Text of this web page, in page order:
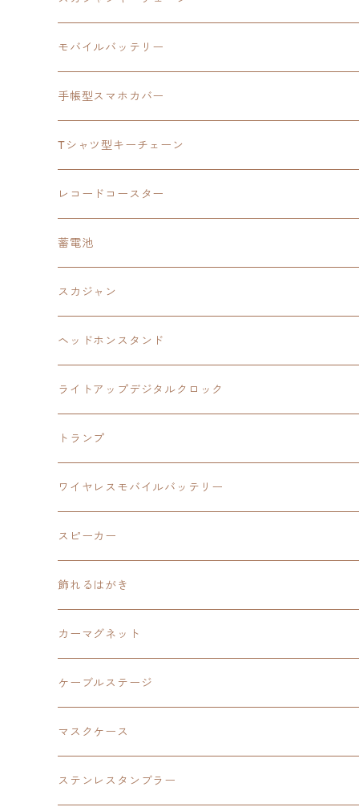
シャツ
手帳型スマホカバー
閃の軌跡Ⅲ
モバイルバッテリー
手帳型スマホカバー
閃の軌跡Ⅳ
手帳型スマホカバー
モバイルバッテリー
置くだけスピーカー
飾れるはがき
軌跡シリーズ
トランプ
カーマグネット
閃の軌跡Ⅱ
トランプ
イースⅨ
手帳型スマホカバー
モバイルバッテリー
オーロラアクリルスタンド
零の軌跡：改
碧の軌跡：改
創の軌跡
ケーブルステージ
イラストフレームクロック
ダブルアクリルキーチェーン
40周年記念
黎の軌跡
3in1充電ケーブル
カードサイズスピーカー
黎の軌跡Ⅱ
イースⅩ
東亰ザナドゥeX+
極厚アクリルキーチェーン
オーロラアクリルスタンド
イースvs空の軌跡
軌跡シリーズ20周年
界の軌跡
手帳型スマホカバー
ウルトラマンシリーズ
日本ファルコム
閃の軌跡Ⅲ
軌跡シリーズ
モバイルバッテリー
ウルトラマン
鷹の爪
イースⅧ
東亰ザナドゥ
阪神タイガース
閃の軌跡Ⅲ
ソーラーパネル
LEDライト付き
閃の軌跡Ⅳ
イースⅨ
手帳型スマホカバー
鷹の爪団
イースⅧ
閃の軌跡Ⅲ
閃の軌跡Ⅳ
イースⅨ
零の軌跡：改
碧の軌跡：改
創の軌跡
黎の軌跡
黎の軌跡Ⅱ
空の軌跡1st
界の軌跡
Tシャツ型キーチェーン
日本ファルコム
閃の軌跡Ⅲ
レコードコースター
日本ファルコム
閃の軌跡
蓄電池
スカジャン
サンリオ
ワンピース
今日から俺は！！
ゴジラ
手塚治虫
ウルトラマン
タツノコプロ
ドラえもん
ヘッドホンスタンド
閃の軌跡Ⅳ
イースⅨ
零の軌跡：改
碧の軌跡：改
創の軌跡
黎の軌跡
黎の軌跡Ⅱ
界の軌跡
ライトアップデジタルクロック
閃の軌跡Ⅳ
イースⅨ
零の軌跡：改
碧の軌跡：改
創の軌跡
トランプ
日本ファルコム
ワイヤレスモバイルバッテリー
イースⅨ
閃の軌跡
閃の軌跡Ⅳ
零の軌跡：改
碧の軌跡：改
創の軌跡
スピーカー
置くだけスピーカー
碧の軌跡：改
創の軌跡
バイブレーションスピーカー
軌跡シリーズ15周年
創の軌跡
飾れるはがき
閃の軌跡Ⅳ
イースⅨ
創の軌跡
カーマグネット
軌跡シリーズ
ケーブルステージ
閃の軌跡Ⅲ
創の軌跡
マスクケース
創の軌跡
ステンレスタンブラー